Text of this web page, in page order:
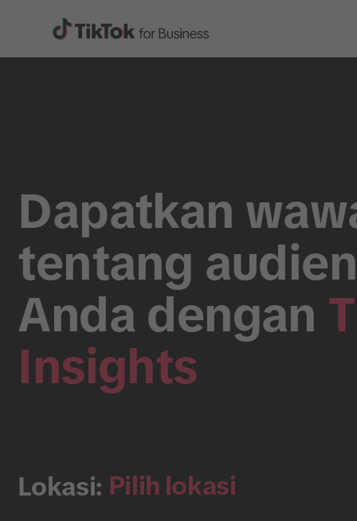
Dapatkan
tentang
Anda dengan
Insights
Lokasi: Pilih lokasi